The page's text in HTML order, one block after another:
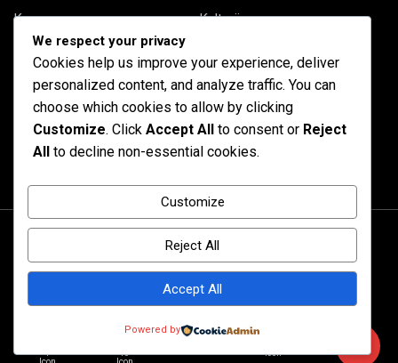
Kryesore
Kulturë
Letërsi
Shqipëria
Shqiptarët në biznes
Stil Jete
Të tjera
We respect your privacy
Cookies help us improve your experience, deliver
personalized content, and analyze traffic. You can
choose which cookies to allow by clicking
Customize. Click Accept All to consent or Reject
All to decline non-essential cookies.
Customize
Reject All
Accept All
Powered by